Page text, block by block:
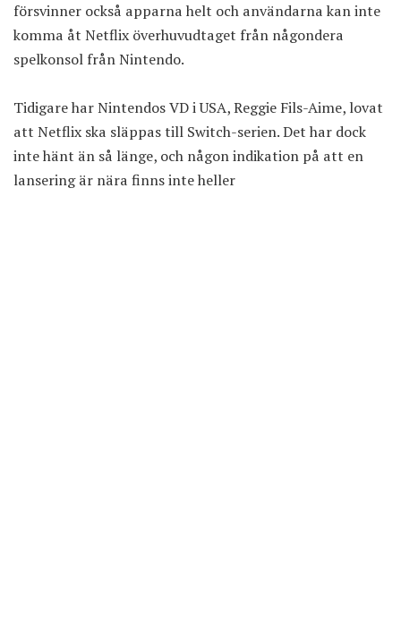
försvinner också apparna helt och användarna kan inte
komma åt Netflix överhuvudtaget från någondera
spelkonsol från Nintendo.
Tidigare har Nintendos VD i USA, Reggie Fils-Aime, lovat
att Netflix ska släppas till Switch-serien. Det har dock
inte hänt än så länge, och någon indikation på att en
lansering är nära finns inte heller